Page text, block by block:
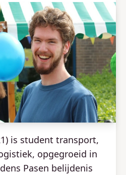
is student transport,
opgegroeid in
Pasen belijdenis